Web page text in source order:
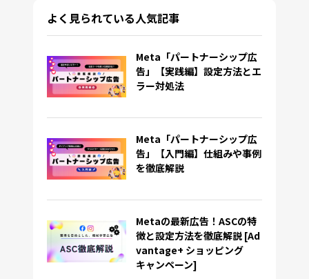
よく見られている人気記事
Meta「パートナーシップ広
告」【実践編】設定方法とエ
ラー対処法
Meta「パートナーシップ広
告」【入門編】仕組みや事例
を徹底解説
Metaの最新広告！ASCの特
徴と設定方法を徹底解説 [Ad
vantage+ ショッピング
キャンペーン]